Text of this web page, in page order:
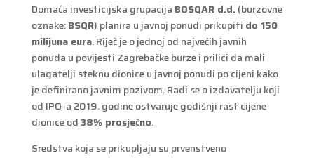
Domaća investicijska grupacija BOSQAR d.d.(burzovne
oznake:BSQR) planira u javnoj ponudi prikupiti do 150
milijuna eura. Riječ je o jednoj od najvećih javnih
ponuda u povijesti Zagrebačke burze i prilici da mali
ulagatelji steknu dionice u javnoj ponudi po cijeni kako
je definirano javnim pozivom. Radi se o izdavatelju koji
od IPO-a 2019. godine ostvaruje godišnji rast cijene
dionice od38% prosječno.
Sredstva koja se prikupljaju su prvenstveno